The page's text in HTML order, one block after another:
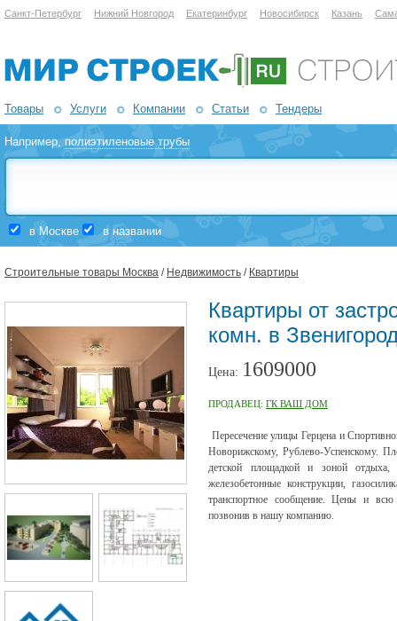
Санкт-Петербург Нижний Новгород Екатеринбург Новосибирск Казань
Товары Услуги Компании Статьи Тендеры
Например,полиэтиленовые трубы
в Москве в названии
Строительные товары Москва / Недвижимость / Квартиры
Квартиры от
комн. в
Цена: 1609000
ПРОДАВЕЦ: ГК ВАШ ДОМ
Пересечение улицы Герцена и
Новорижскому, Рублево-Успенскому.
детской площадкой и зоной
железобетонные конструкции,
транспортное сообщение. Цены и
позвонив в нашу компанию.